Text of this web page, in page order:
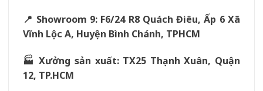
📍 Showroom 9: F6/24 R8 Quách Điêu, Ấp 6 Xã
Vĩnh Lộc A, Huyện Bình Chánh, TPHCM
🏭 Xưởng sản xuất: TX25 Thạnh Xuân, Quận
12, TP.HCM